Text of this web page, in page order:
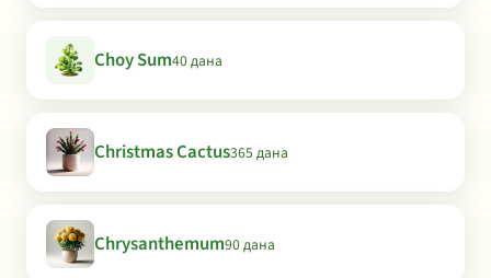
Choy Sum40 дана
Christmas Cactus365 дана
Chrysanthemum90 дана